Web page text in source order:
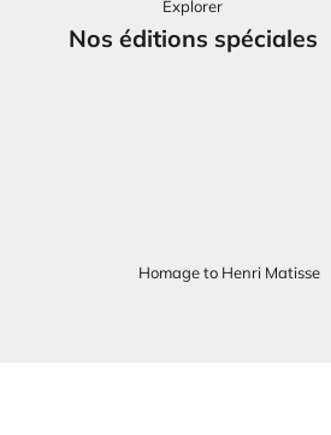
Explorer
Nos éditions spéciales
Homage to Henri Matisse